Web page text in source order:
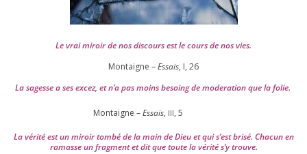
Le vrai miroir de nos dis­cours est le cours de nos vies.
Montaigne –Essais, I, 26
La sagesse a ses excez, et n’a pas moins besoing de mode­ra­tion que la folie.
Montaigne –Essais, III, 5
La véri­té est un miroir tom­bé de la main de Dieu et qui s’est bri­sé. Chacun en
ramasse un frag­ment et dit que toute la véri­té s’y trouve.